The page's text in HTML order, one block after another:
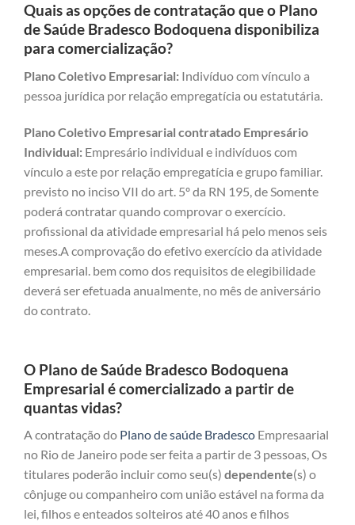
Quais as opções de contratação que o Plano
de Saúde Bradesco Bodoquena disponibiliza
para comercialização?
Plano Coletivo Empresarial: Indivíduo com vínculo a
pessoa jurídica por relação empregatícia ou estatutária.
Plano Coletivo Empresarial contratado Empresário
Individual: Empresário individual e indivíduos com
vínculo a este por relação empregatícia e grupo familiar.
previsto no inciso VII do art. 5º da RN 195, de Somente
poderá contratar quando comprovar o exercício.
profissional da atividade empresarial há pelo menos seis
meses.A comprovação do efetivo exercício da atividade
empresarial. bem como dos requisitos de elegibilidade
deverá ser efetuada anualmente, no mês de aniversário
do contrato.
O Plano de Saúde Bradesco Bodoquena
Empresarial é comercializado a partir de
quantas vidas?
A contratação do Plano de saúde Bradesco Empresaarial
no Rio de Janeiro pode ser feita a partir de 3 pessoas, Os
titulares poderão incluir como seu(s) dependente(s) o
cônjuge ou companheiro com união estável na forma da
lei, filhos e enteados solteiros até 40 anos e filhos